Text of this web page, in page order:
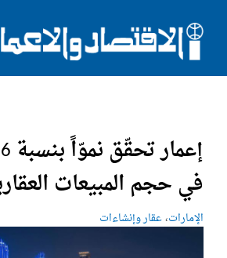
إعمار تحقّق نموّاً بنسبة 56%
في حجم المبيعات
الإمارات،عقار وإنشاءات